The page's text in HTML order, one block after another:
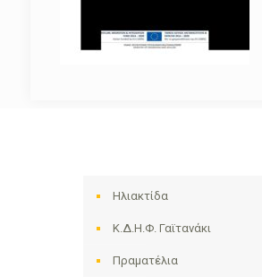
Ηλιακτίδα
Κ.Δ.Η.Φ. Γαϊτανάκι
Πραματέλια